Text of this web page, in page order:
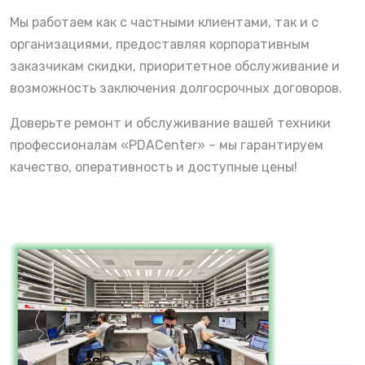
Мы работаем как с частными клиентами, так и с
организациями, предоставляя корпоративным
заказчикам скидки, приоритетное обслуживание и
возможность заключения долгосрочных договоров.
Доверьте ремонт и обслуживание вашей техники
профессионалам «PDACenter» – мы гарантируем
качество, оперативность и доступные цены!